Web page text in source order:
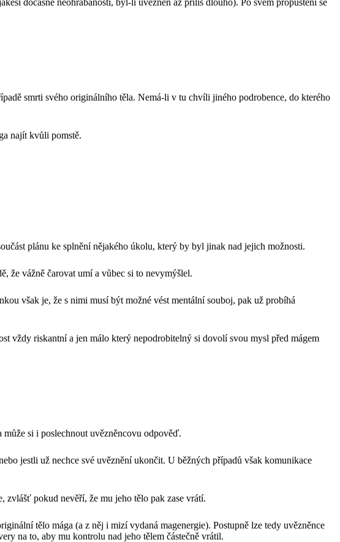
smrti svého originálního těla. Nemá-li v tu chvíli jiného podrobence, do kterého
najít kvůli pomstě.
plánu ke splnění nějakého úkolu, který by byl jinak nad jejich možnosti.
že vážně čarovat umí a vůbec si to nevymýšlel.
však je, že s nimi musí být možné vést mentální souboj, pak už probíhá
vždy riskantní a jen málo který nepodrobitelný si dovolí svou mysl před mágem
si i poslechnout uvězněncovu odpověď.
jestli už nechce své uvěznění ukončit. U běžných případů však komunikace
zvlášť pokud nevěří, že mu jeho tělo pak zase vrátí.
tělo mága (a z něj i mizí vydaná magenergie). Postupně lze tedy uvězněnce
na to, aby mu kontrolu nad jeho tělem částečně vrátil.